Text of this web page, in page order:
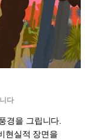
다
경을 그립니다.
현실적 장면을